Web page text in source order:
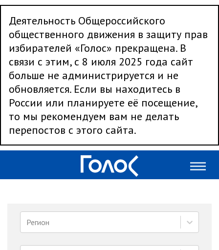
Деятельность Общероссийского
общественного движения в защиту прав
избирателей «Голос» прекращена. В
связи с этим, с 8 июля 2025 года сайт
больше не администрируется и не
обновляется. Если вы находитесь в
России или планируете её посещение,
то мы рекомендуем вам не делать
перепостов с этого сайта.
Регион